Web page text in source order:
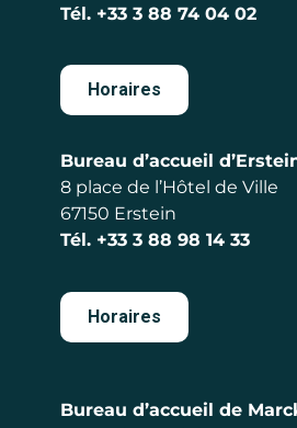
Tél. +33 3 88 74 04 02
Horaires
Bureau d’accueil
8 place de l’Hôtel de Ville
67150 Erstein
Tél. +33 3 88 98 14 33
Horaires
Bureau d’accueil de